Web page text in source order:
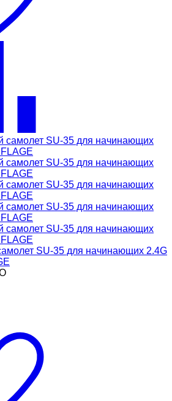
SU-35 для начинающих 2.4G